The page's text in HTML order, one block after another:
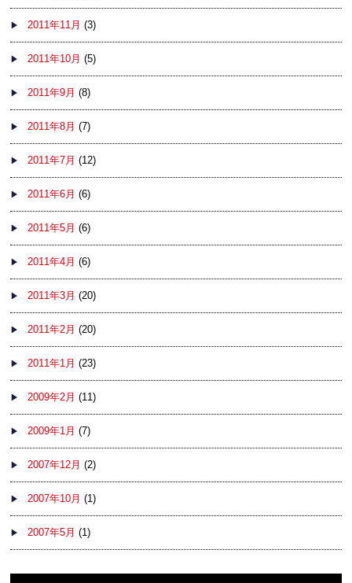
2011年11月 (3)
2011年10月 (5)
2011年9月 (8)
2011年8月 (7)
2011年7月 (12)
2011年6月 (6)
2011年5月 (6)
2011年4月 (6)
2011年3月 (20)
2011年2月 (20)
2011年1月 (23)
2009年2月 (11)
2009年1月 (7)
2007年12月 (2)
2007年10月 (1)
2007年5月 (1)